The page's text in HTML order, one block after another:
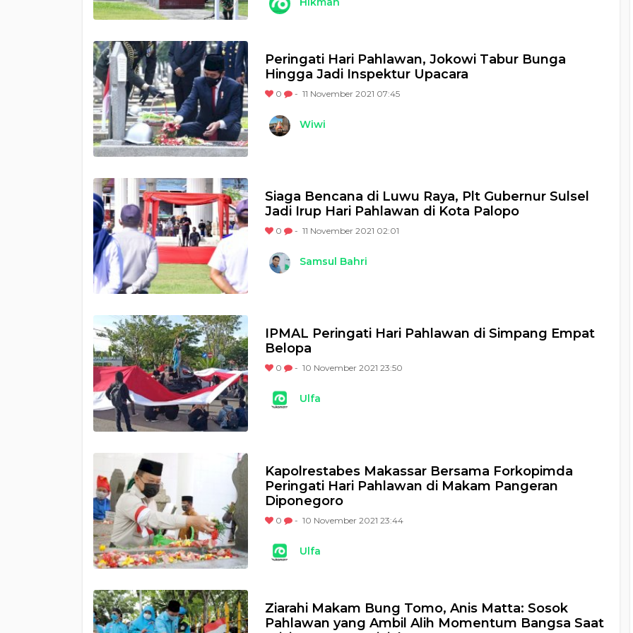
Peringati Hari Pahlawan, Jokowi Tabur Bunga
Hingga Jadi Inspektur Upacara
0 - 11 November 2021 07:45
Wiwi
Siaga Bencana di Luwu Raya, Plt Gubernur Sulsel
Jadi Irup Hari Pahlawan di Kota Palopo
0 - 11 November 2021 02:01
Samsul Bahri
IPMAL Peringati Hari Pahlawan di Simpang Empat
Belopa
0 - 10 November 2021 23:50
Ulfa
Kapolrestabes Makassar Bersama Forkopimda
Peringati Hari Pahlawan di Makam Pangeran
Diponegoro
0 - 10 November 2021 23:44
Ulfa
Ziarahi Makam Bung Tomo, Anis Matta: Sosok
Pahlawan yang Ambil Alih Momentum Bangsa Saat